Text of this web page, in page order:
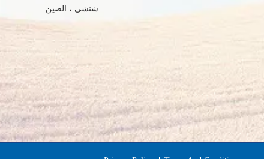
شنشي ، الصين.